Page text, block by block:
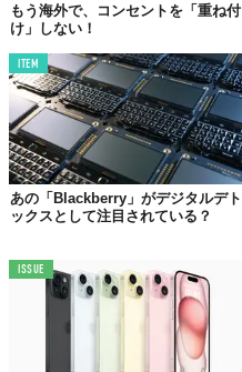
もう海外で、コンセントを「重ね付
け」しない！
ITEM
あの「Blackberry」がデジタルデト
ックスとして注目されている？
ISSUE